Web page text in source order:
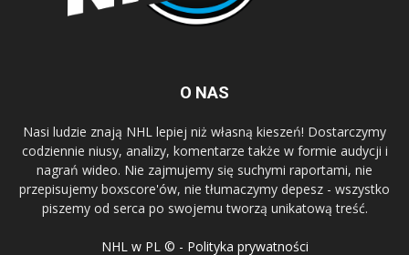
O NAS
Nasi ludzie znają NHL lepiej niż własną kieszeń! Dostarczymy
codziennie niusy, analizy, komentarze także w formie audycji i
nagrań wideo. Nie zajmujemy się suchymi raportami, nie
przepisujemy boxscore'ów, nie tłumaczymy depesz - wszystko
piszemy od serca po swojemu tworzą unikatową treść.
NHL w PL © - Polityka prywatności